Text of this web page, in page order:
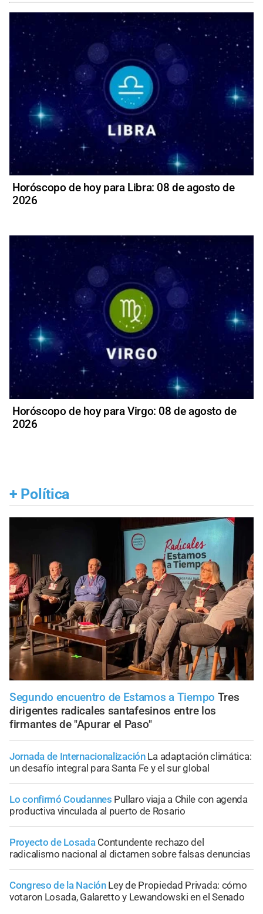
Horóscopo de hoy para Libra: 08 de agosto de
2026
Horóscopo de hoy para Virgo: 08 de agosto de
2026
+ Política
Segundo encuentro de Estamos a Tiempo Tres
dirigentes radicales santafesinos entre los
firmantes de "Apurar el Paso"
Jornada de Internacionalización La adaptación climática:
un desafío integral para Santa Fe y el sur global
Lo confirmó Coudannes Pullaro viaja a Chile con agenda
productiva vinculada al puerto de Rosario
Proyecto de Losada Contundente rechazo del
radicalismo nacional al dictamen sobre falsas denuncias
Congreso de la Nación Ley de Propiedad Privada: cómo
votaron Losada, Galaretto y Lewandowski en el Senado